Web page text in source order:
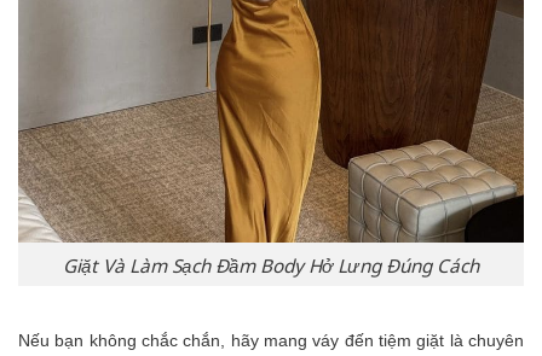
Giặt Và Làm Sạch Đầm Body Hở Lưng Đúng Cách
Nếu bạn không chắc chắn, hãy mang váy đến tiệm giặt là chuyên